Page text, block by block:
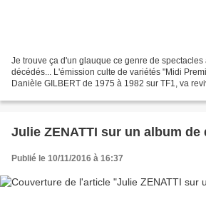
Je trouve ça d'un glauque ce genre de
décédés... L'émission culte de variétés "Midi
Danièle GILBERT de 1975 à 1982 sur TF1, va
Julie ZENATTI sur un album de
Publié le 10/11/2016 à 16:37